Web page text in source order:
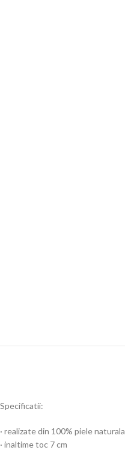
Specificatii:
· realizate din 100% piele naturala
· inaltime toc 7 cm